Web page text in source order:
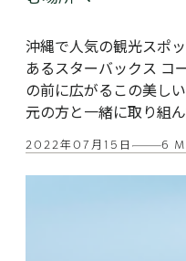
沖縄で人気の観光スポ
あるスターバックス コ
の前に広がるこの美し
元の方と一緒に取り組
2022年07月15日 6